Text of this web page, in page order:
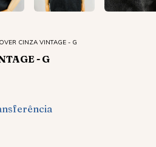
CINZA VINTAGE - G
- G